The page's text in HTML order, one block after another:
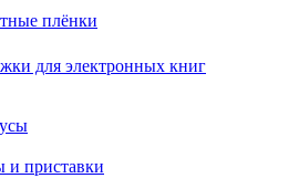
плёнки
для электронных книг
и приставки